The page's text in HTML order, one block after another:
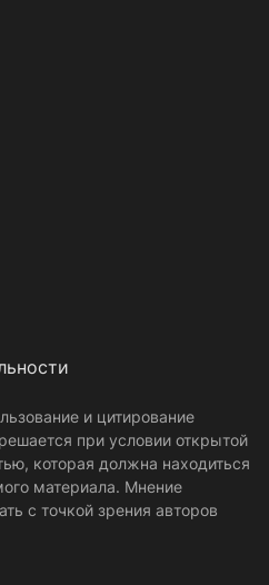
и цитирование
при условии открытой
которая должна находиться
материала. Мнение
с точкой зрения авторов